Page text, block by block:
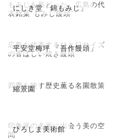
にしき堂「錦もみじ」
もみじを形どった、広島の代
表銘菓“もみじ饅頭”
平安堂梅坪 「吾作饅頭」
広島を代表するひと口サイズ
の香ばしい焼き饅頭
縮景園
四季を映す歴史薫る名園散策
ひろしま美術館
印象派の名画に出会う美の空
間